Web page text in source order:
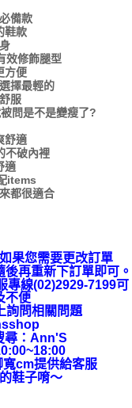
備款
鞋款
效修飾腿型
方便
擇最輕的
服
問是不是變瘦了?
舒適
不破內裡
適
items
都很適合
果您需要更改訂單
再重新下訂單即可。
專線(02)2929-7199可
不便
詢問相關問題
尋：Ann'S
cm提供給客服
鞋子唷～